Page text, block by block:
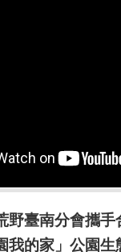
野臺南分會攜手
我的家」公園生